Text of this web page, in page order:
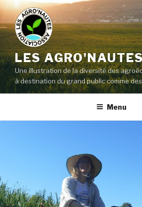
LES
Une illustration de la diversité des
à destination du grand public comme
Menu